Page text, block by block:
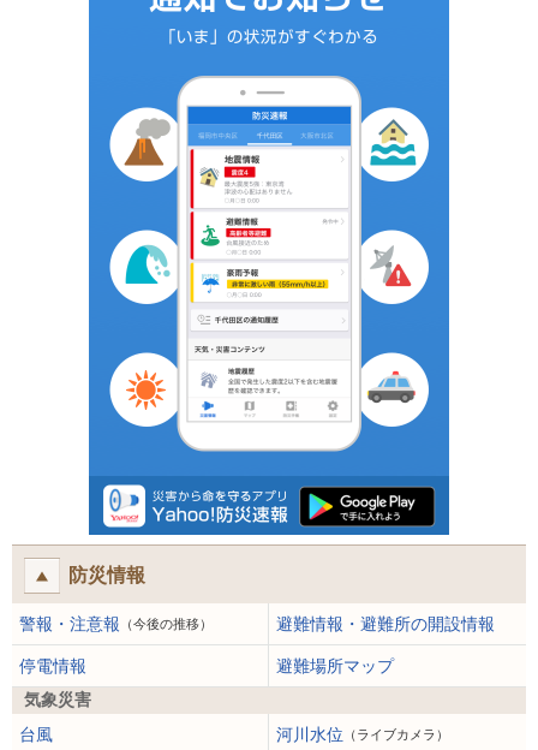
防災情報
警報・注意報 （今後の推移） 避難情報・避難所の開設情報
停電情報
避難場所マップ
気象災害
台風
河川水位 （ライブカメラ）